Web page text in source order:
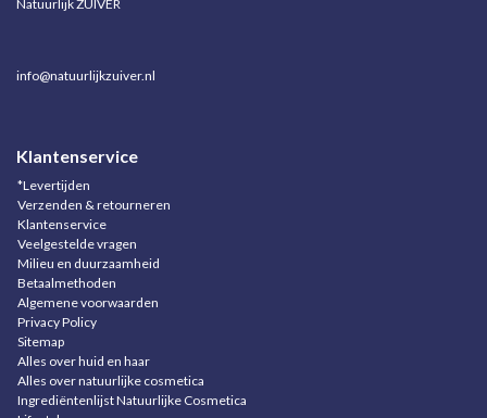
Natuurlijk ZUIVER
info@natuurlijkzuiver.nl
Klantenservice
*Levertijden
Verzenden & retourneren
Klantenservice
Veelgestelde vragen
Milieu en duurzaamheid
Betaalmethoden
Algemene voorwaarden
Privacy Policy
Sitemap
Alles over huid en haar
Alles over natuurlijke cosmetica
Ingrediëntenlijst Natuurlijke Cosmetica